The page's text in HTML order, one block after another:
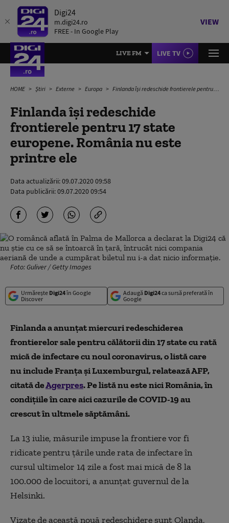
Digi24
m.digi24.ro
FREE - In Google Play
VIEW
LIVE FM LIVE TV
HOME Știri Externe Europa Finlanda îşi redeschide frontierele pentru 17 state europene. România nu este printre ele
Finlanda îşi redeschide
frontierele pentru 17 state
europene. România nu este
printre ele
Data actualizării:09.07.2020 09:58
Data publicării:09.07.2020 09:54
Foto: Guliver / Getty Images
Urmărește Digi24în Google
Discover
Adaugă Digi24ca sursă preferată în
Google
Finlanda a anunţat miercuri redeschiderea
frontierelor sale pentru călătorii din 17 state cu rată
mică de infectare cu noul coronavirus, o listă care
nu include Franţa şi Luxemburgul, relatează AFP,
citată deAgerpres. Pe listă nu este nici România, în
condițiile în care aici cazurile de COVID-19 au
crescut în ultmele săptămâni.
La 13 iulie, măsurile impuse la frontiere vor fi
ridicate pentru ţările unde rata de infectare în
cursul ultimelor 14 zile a fost mai mică de 8 la
100.000 de locuitori, a anunțat guvernul de la
Helsinki.
Vizate de această nouă redeschidere sunt Olanda,